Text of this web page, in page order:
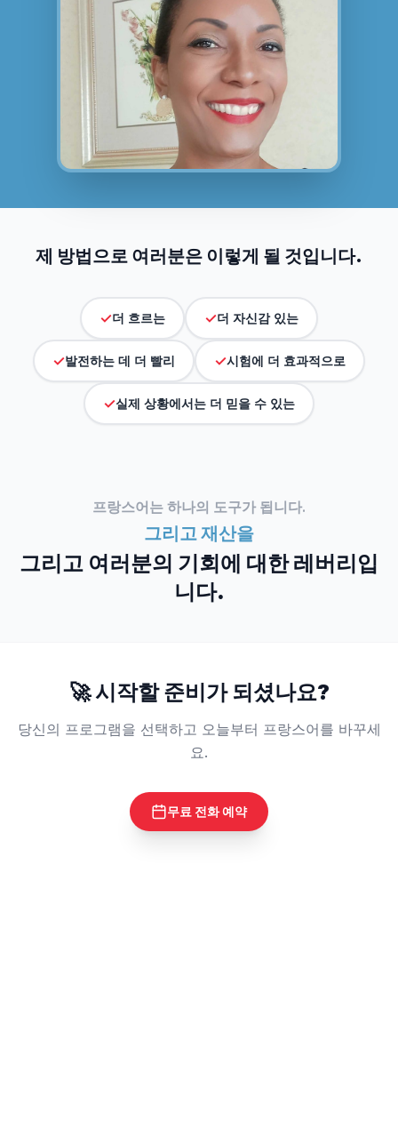
제 방법으로 여러분은 이렇게 될 것입니다.
✓더 흐르는 ✓더 자신감 있는
✓발전하는 데 더 빨리 ✓시험에 더 효과적으로
✓실제 상황에서는 더 믿을 수 있는
프랑스어는 하나의 도구가 됩니다.
그리고 재산을
그리고 여러분의 기회에 대한 레버리입
니다.
🚀시작할 준비가 되셨나요?
당신의 프로그램을 선택하고 오늘부터 프랑스어를 바꾸세
요.
무료 전화 예약